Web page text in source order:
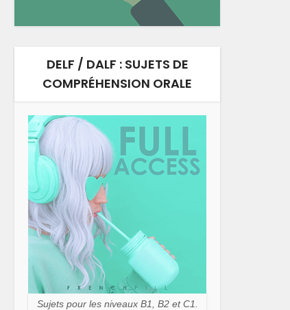
DELF / DALF : SUJETS DE
COMPRÉHENSION ORALE
Sujets pour les niveaux B1, B2 et C1.